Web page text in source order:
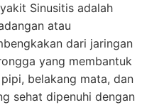
Sinusitis adalah
atau
dari jaringan
yang membantuk
belakang mata, dan
sehat dipenuhi dengan